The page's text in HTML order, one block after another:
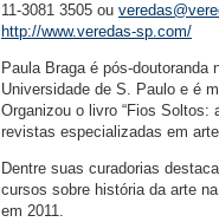
11-3081 3505 ou
http://www.veredas-sp.com/
Paula Braga é pós-
Universidade de S. Paulo e é
Organizou o livro “Fios Soltos:
revistas especializadas em
Dentre suas curadorias
cursos sobre história da arte
em 2011.